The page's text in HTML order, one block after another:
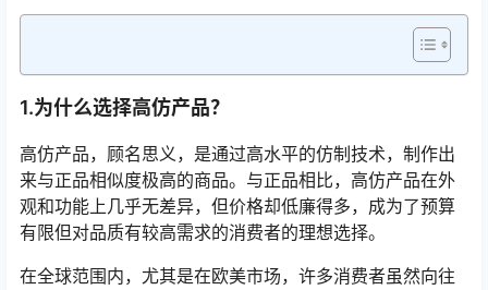
1.为什么选择高仿产品？
高仿产品，顾名思义，是通过高水平的仿制技术，制作出
来与正品相似度极高的商品。与正品相比，高仿产品在外
观和功能上几乎无差异，但价格却低廉得多，成为了预算
有限但对品质有较高需求的消费者的理想选择。
在全球范围内，尤其是在欧美市场，许多消费者虽然向往